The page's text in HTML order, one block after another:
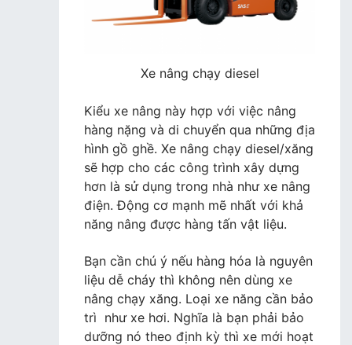
Xe nâng chạy diesel
Kiểu xe nâng này hợp với việc nâng
hàng nặng và di chuyển qua những địa
hình gồ ghề. Xe nâng chạy diesel/xăng
sẽ hợp cho các công trình xây dựng
hơn là sử dụng trong nhà như xe nâng
điện. Động cơ mạnh mẽ nhất với khả
năng nâng được hàng tấn vật liệu.
Bạn cần chú ý nếu hàng hóa là nguyên
liệu dễ cháy thì không nên dùng xe
nâng chạy xăng. Loại xe năng cần bảo
trì như xe hơi. Nghĩa là bạn phải bảo
dưỡng nó theo định kỳ thì xe mới hoạt